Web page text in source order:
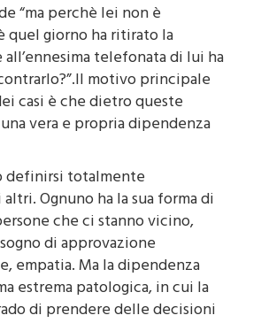
“ma perchè lei non è
quel giorno ha ritirato la
telefonata di lui ha
motivo principale
casi è che dietro queste
vera e propria dipendenza
definirsi totalmente
Ognuno ha la sua forma di
che ci stanno vicino,
di approvazione
empatia. Ma la dipendenza
estrema patologica, in cui la
di prendere delle decisioni